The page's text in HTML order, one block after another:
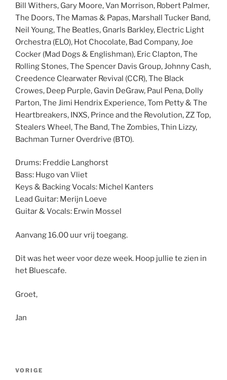
Bill Withers, Gary Moore, Van Morrison, Robert Palmer,
The Doors, The Mamas & Papas, Marshall Tucker Band,
Neil Young, The Beatles, Gnarls Barkley, Electric Light
Orchestra (ELO), Hot Chocolate, Bad Company, Joe
Cocker (Mad Dogs & Englishman), Eric Clapton, The
Rolling Stones, The Spencer Davis Group, Johnny Cash,
Creedence Clearwater Revival (CCR), The Black
Crowes, Deep Purple, Gavin DeGraw, Paul Pena, Dolly
Parton, The Jimi Hendrix Experience, Tom Petty & The
Heartbreakers, INXS, Prince and the Revolution, ZZ Top,
Stealers Wheel, The Band, The Zombies, Thin Lizzy,
Bachman Turner Overdrive (BTO).
Drums: Freddie Langhorst
Bass: Hugo van Vliet
Keys & Backing Vocals: Michel Kanters
Lead Guitar: Merijn Loeve
Guitar & Vocals: Erwin Mossel
Aanvang 16.00 uur vrij toegang.
Dit was het weer voor deze week. Hoop jullie te zien in
het Bluescafe.
Groet,
Jan
Vorig
VORIGE